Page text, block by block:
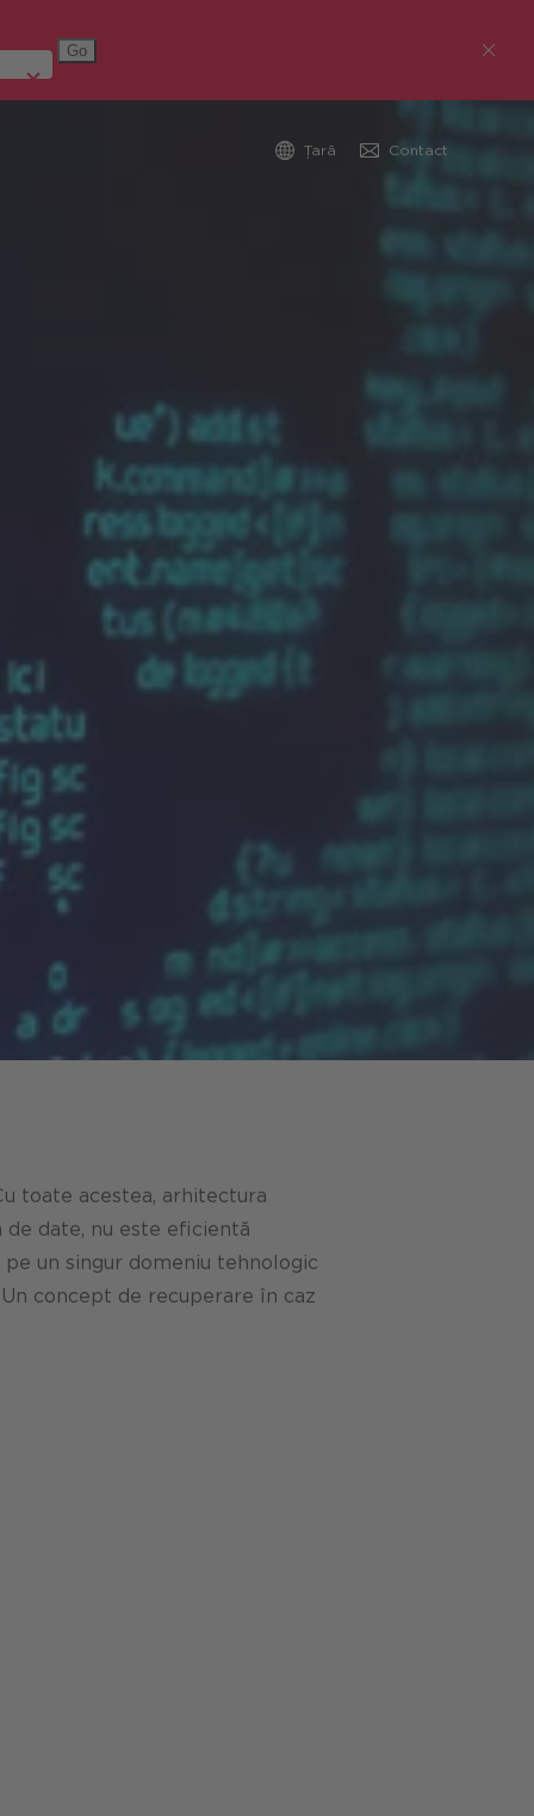
Global (English)
Țară Contact
toate acestea, arhitectura
date, nu este eficientă
un singur domeniu tehnologic
concept de recuperare în caz